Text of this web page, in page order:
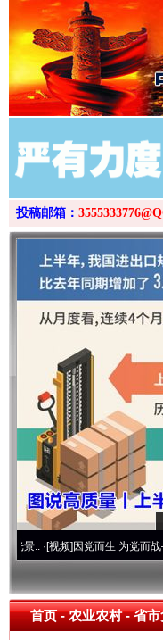
投稿邮箱：
·[视频]因党而生 为党而战——百
首页- 农业农村 -省